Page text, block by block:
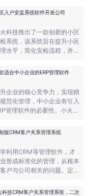
入户安监系统软件开发公司
科技推出了一款创新的小区
系统，该系统旨在提升小区
水平，简化安检流程，并确
相关的项目进行沟通交流，
适合中小企业的ERP管理软件
企业的核心竞争力，实现精
范化管理，中小企业有引入
管理软件的必要性。小火科
软件，适用于多个行业。
版CRM客户关系管理系统
利用CRM等管理软件，才
形成标准化的管理，从根本
户与公司相关的问题。定制
这些需求而设计的。
科技CRM客户关系管理系统，二次